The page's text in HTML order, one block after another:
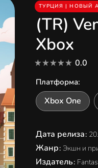
ТУРЦИЯ | НОВЫЙ
(TR)
Xbox
0.0
Платформа:
Xbox One
Дата релиза:
Жанр: Экшн и
Издатель: